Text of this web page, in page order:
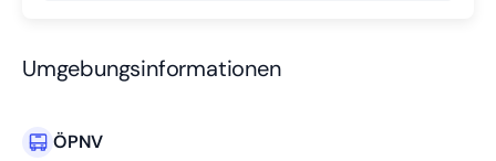
Umgebungsinformationen
ÖPNV